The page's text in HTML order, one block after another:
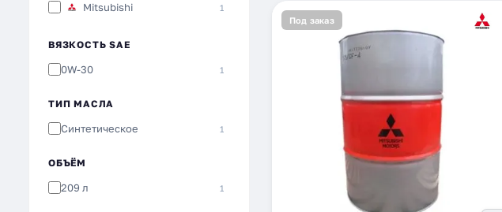
Mitsubishi 1
ВЯЗКОСТЬ SAE
0W-30 1
ТИП МАСЛА
Синтетическое 1
ОБЪЁМ
209 л 1
Под заказ